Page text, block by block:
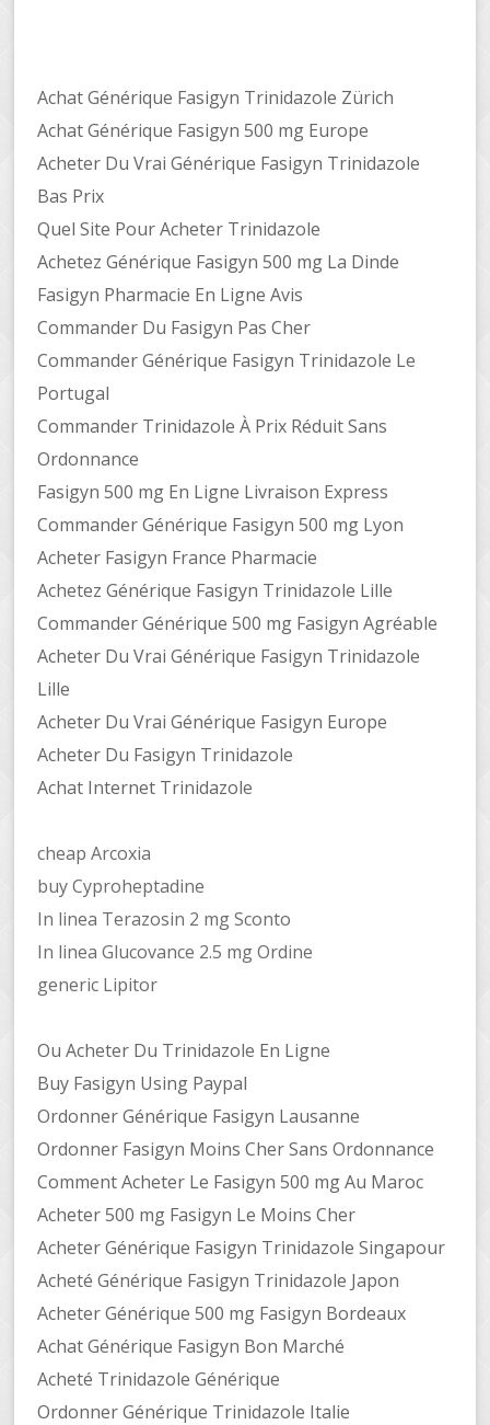
Achat Générique Fasigyn Trinidazole Zürich
Achat Générique Fasigyn 500 mg Europe
Acheter Du Vrai Générique Fasigyn Trinidazole
Bas Prix
Quel Site Pour Acheter Trinidazole
Achetez Générique Fasigyn 500 mg La Dinde
Fasigyn Pharmacie En Ligne Avis
Commander Du Fasigyn Pas Cher
Commander Générique Fasigyn Trinidazole Le
Portugal
Commander Trinidazole À Prix Réduit Sans
Ordonnance
Fasigyn 500 mg En Ligne Livraison Express
Commander Générique Fasigyn 500 mg Lyon
Acheter Fasigyn France Pharmacie
Achetez Générique Fasigyn Trinidazole Lille
Commander Générique 500 mg Fasigyn Agréable
Acheter Du Vrai Générique Fasigyn Trinidazole
Lille
Acheter Du Vrai Générique Fasigyn Europe
Acheter Du Fasigyn Trinidazole
Achat Internet Trinidazole
cheap Arcoxia
buy Cyproheptadine
In linea Terazosin 2 mg Sconto
In linea Glucovance 2.5 mg Ordine
generic Lipitor
Ou Acheter Du Trinidazole En Ligne
Buy Fasigyn Using Paypal
Ordonner Générique Fasigyn Lausanne
Ordonner Fasigyn Moins Cher Sans Ordonnance
Comment Acheter Le Fasigyn 500 mg Au Maroc
Acheter 500 mg Fasigyn Le Moins Cher
Acheter Générique Fasigyn Trinidazole Singapour
Acheté Générique Fasigyn Trinidazole Japon
Acheter Générique 500 mg Fasigyn Bordeaux
Achat Générique Fasigyn Bon Marché
Acheté Trinidazole Générique
Ordonner Générique Trinidazole Italie